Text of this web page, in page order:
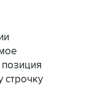
строчку